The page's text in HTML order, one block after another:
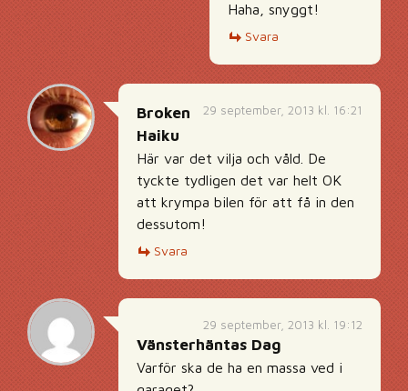
Haha, snyggt!
Svara
29 september, 2013 kl. 16:21
Broken
Haiku
Här var det vilja och våld. De
tyckte tydligen det var helt OK
att krympa bilen för att få in den
dessutom!
Svara
29 september, 2013 kl. 19:12
Vänsterhäntas Dag
Varför ska de ha en massa ved i